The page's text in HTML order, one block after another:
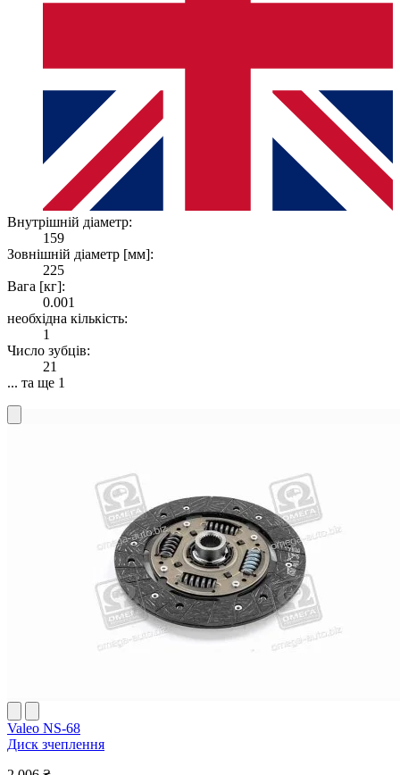
Внутрішній діаметр:
159
Зовнішній діаметр [мм]:
225
Вага [кг]:
0.001
необхідна кількість:
1
Число зубців:
21
... та ще 1
Valeo NS-68
Диск зчеплення